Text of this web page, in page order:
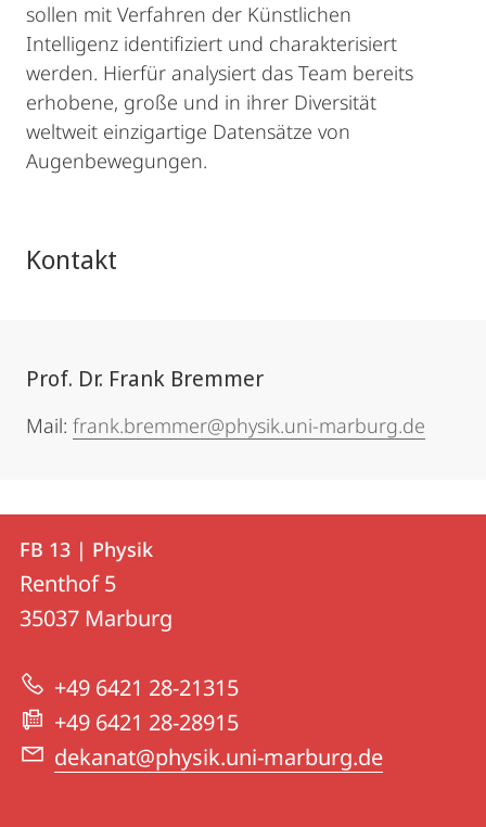
sollen mit Verfahren der Künstlichen
Intelligenz identifiziert und charakterisiert
werden. Hierfür analysiert das Team bereits
erhobene, große und in ihrer Diversität
weltweit einzigartige Datensätze von
Augenbewegungen.
Kontakt
Prof. Dr. Frank Bremmer
Mail: frank.bremmer@physik.uni-marburg.de
Kontakt
und
Informationen
zur
Website
Kontaktinformationen
FB
13
Physik
FB 13 | Physik
Renthof 5
35037 Marburg
+49 6421 28-21315
+49 6421 28-28915
dekanat@physik.uni-marburg.de